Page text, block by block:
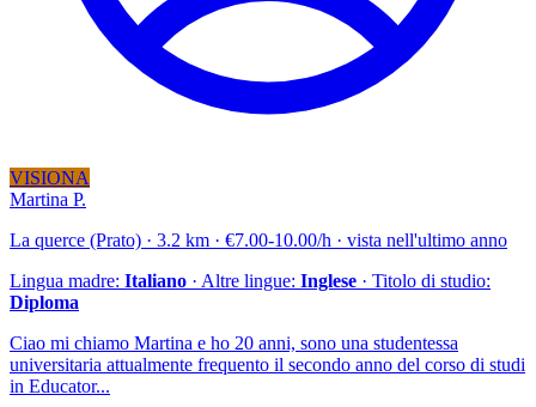
VISIONA
Martina P.
La querce (Prato) · 3.2 km · €7.00-10.00/h · vista nell'ultimo anno
Lingua madre: Italiano · Altre lingue: Inglese · Titolo di studio:
Diploma
Ciao mi chiamo Martina e ho 20 anni, sono una studentessa
universitaria attualmente frequento il secondo anno del corso di studi
in Educator...